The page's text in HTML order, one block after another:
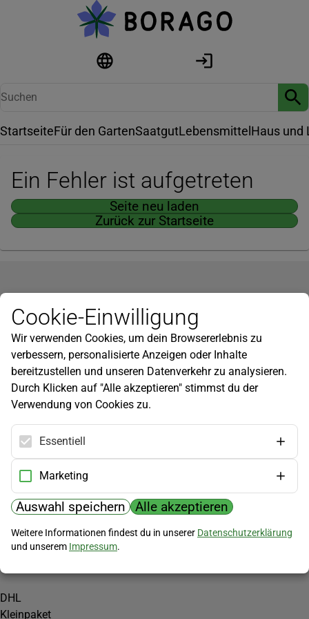
StartseiteFür den GartenSaatgutLebensmittel Haus und
Ein Fehler ist aufgetreten
Seite neu laden
Zurück zur Startseite
Newsletter
Infos zu neuen Produkten, Gartentipps und mehr findest du in
unserem Newsletter!
Jetzt anmelden
Hilfe
Kundenservice
Widerrufsbelehrung
Versandkosten
Zahlungsmöglichkeiten
PayPal
Vorkasse
Versand
DHL
Kleinpaket
Cookie-Einwilligung
Wir verwenden Cookies, um dein Browsererlebnis zu
verbessern, personalisierte Anzeigen oder Inhalte
bereitzustellen und unseren Datenverkehr zu analysieren.
Durch Klicken auf "Alle akzeptieren" stimmst du der
Verwendung von Cookies zu.
Essentiell
Marketing
Auswahl speichern Alle akzeptieren
Weitere Informationen findest du in unserer Datenschutzerklärung
und unserem Impressum.